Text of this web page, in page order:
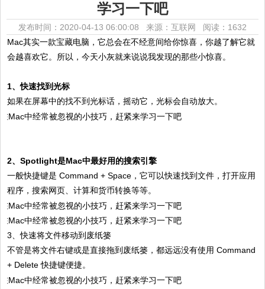
学习一下吧
发布时间：2020-04-13 06:00:08 来源：互联网 阅读：1632
Mac其实一款宝藏电脑，它总会在不经意间给你惊喜，你越了解它就
会越喜欢它。所以，今天小灰就来说说我发现的那些小惊喜。
1、快速找到光标
如果在屏幕中的找不到光标话，摇动它，光标会自动放大。
2、Spotlight是Mac中最好用的搜索引擎
一般快捷键是 Command + Space，它可以快速找到文件，打开应用
程序，搜索网页、计算和货币转换等等。
3、快速将文件移动到废纸篓
不管是将文件右键或是直接拖到废纸篓，都远远没有使用 Command
+ Delete 快捷键便捷。